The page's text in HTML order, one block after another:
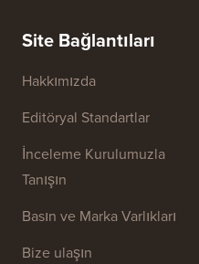
Site Bağlantıları
Hakkımızda
Editöryal Standartlar
İnceleme Kurulumuzla
Tanışın
Basın ve Marka Varlıkları
Bize ulaşın